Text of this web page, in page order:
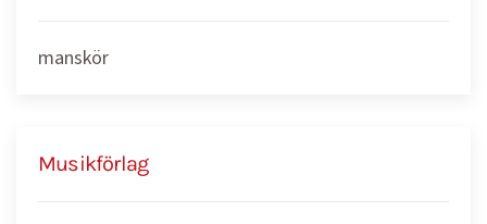
manskör
Musikförlag